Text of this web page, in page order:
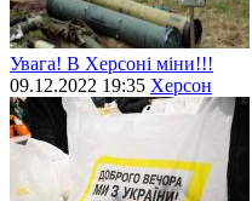
Увага! В Херсоні міни!!!
09.12.2022 19:35 Херсон